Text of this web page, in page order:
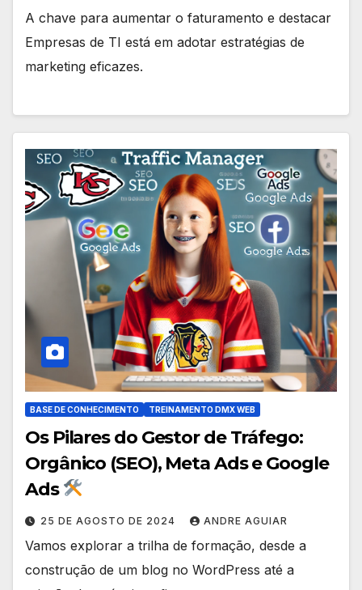
A chave para aumentar o faturamento e destacar
Empresas de TI está em adotar estratégias de
marketing eficazes.
BASE DE CONHECIMENTO TREINAMENTO DMX WEB
Os Pilares do Gestor de Tráfego:
Orgânico (SEO), Meta Ads e Google
Ads
25 DE AGOSTO DE 2024 ANDRE AGUIAR
Vamos explorar a trilha de formação, desde a
construção de um blog no WordPress até a